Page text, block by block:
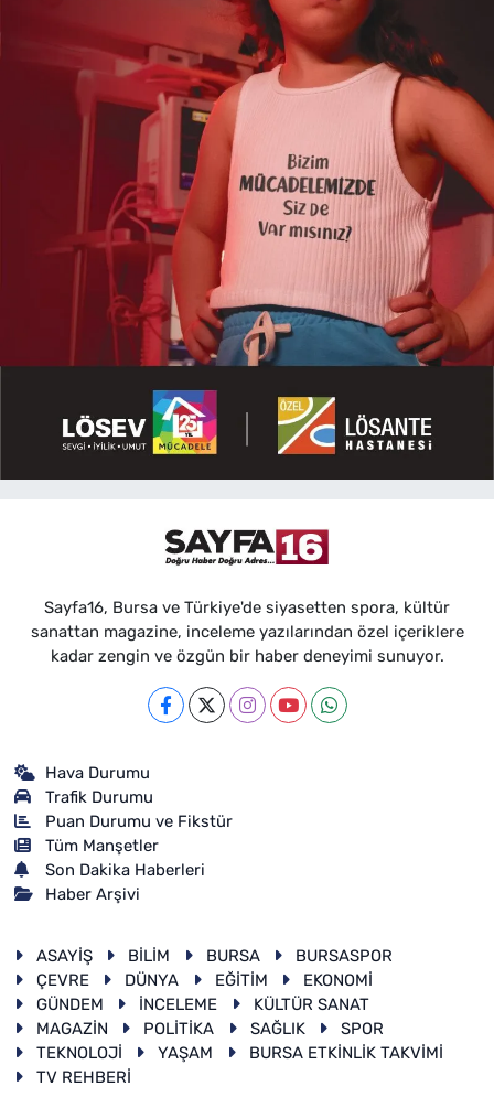
Sayfa16, Bursa ve Türkiye'de siyasetten spora, kültür
sanattan magazine, inceleme yazılarından özel içeriklere
kadar zengin ve özgün bir haber deneyimi sunuyor.
Hava Durumu
Trafik Durumu
Puan Durumu ve Fikstür
Tüm Manşetler
Son Dakika Haberleri
Haber Arşivi
ASAYİŞ BİLİM BURSA
BURSASPOR
ÇEVRE
DÜNYA EĞİTİM
EKONOMİ
GÜNDEM
İNCELEME
KÜLTÜR SANAT
MAGAZİN
POLİTİKA SAĞLIK
SPOR
TEKNOLOJİ
YAŞAM
BURSA ETKİNLİK TAKVİMİ
TV REHBERİ